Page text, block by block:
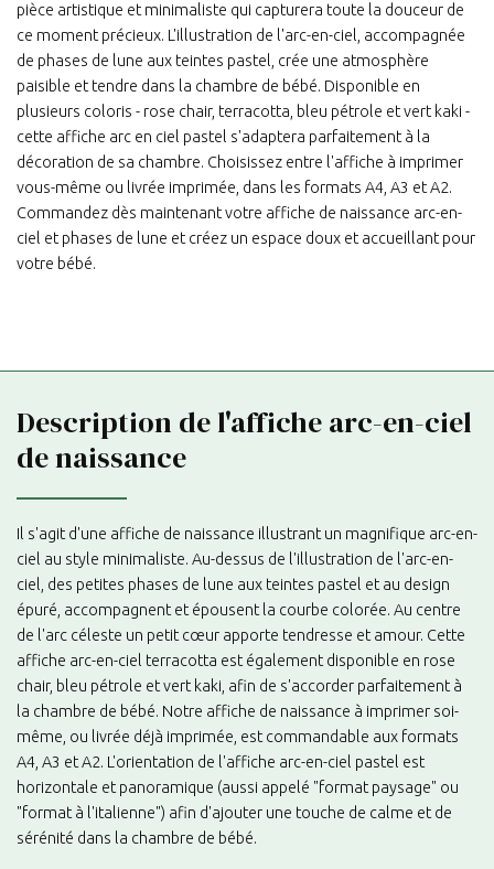
pièce artistique et minimaliste qui capturera toute la douceur de
ce moment précieux. L'illustration de l'arc-en-ciel, accompagnée
de phases de lune aux teintes pastel, crée une atmosphère
paisible et tendre dans la chambre de bébé. Disponible en
plusieurs coloris - rose chair, terracotta, bleu pétrole et vert kaki -
cette affiche arc en ciel pastel s'adaptera parfaitement à la
décoration de sa chambre. Choisissez entre l'affiche à imprimer
vous-même ou livrée imprimée, dans les formats A4, A3 et A2.
Commandez dès maintenant votre affiche de naissance arc-en-
ciel et phases de lune et créez un espace doux et accueillant pour
votre bébé.
Description de l'affiche arc-en-ciel
de naissance
Il s'agit d'une affiche de naissance illustrant un magnifique arc-en-
ciel au style minimaliste. Au-dessus de l'illustration de l'arc-en-
ciel, des petites phases de lune aux teintes pastel et au design
épuré, accompagnent et épousent la courbe colorée. Au centre
de l'arc céleste un petit cœur apporte tendresse et amour. Cette
affiche arc-en-ciel terracotta est également disponible en rose
chair, bleu pétrole et vert kaki, afin de s'accorder parfaitement à
la chambre de bébé. Notre affiche de naissance à imprimer soi-
même, ou livrée déjà imprimée, est commandable aux formats
A4, A3 et A2. L'orientation de l'affiche arc-en-ciel pastel est
horizontale et panoramique (aussi appelé "format paysage" ou
"format à l'italienne") afin d'ajouter une touche de calme et de
sérénité dans la chambre de bébé.